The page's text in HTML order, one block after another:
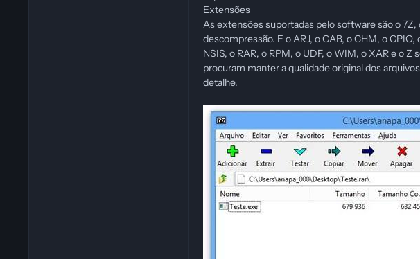
Extensões
As extensões suportadas pelo software são o 7Z,
descompressão. E o ARJ, o CAB, o CHM, o
NSIS, o RAR, o RPM, o UDF, o WIM, o XAR e o
procuram manter a qualidade original dos
detalhe.